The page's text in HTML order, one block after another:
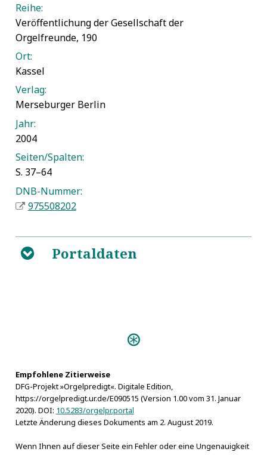
Reihe:
Veröffentlichung der Gesellschaft der
Orgelfreunde, 190
Ort:
Kassel
Verlag:
Merseburger Berlin
Jahr:
2004
Seiten/Spalten:
S. 37–64
DNB-Nummer:
975508202
B Portaldaten
Empfohlene Zitierweise
DFG-Projekt »Orgelpredigt«. Digitale Edition,
https://orgelpredigt.ur.de/E090515 (Version 1.00 vom 31. Januar
2020). DOI: 10.5283/orgelpr.portal
Letzte Änderung dieses Dokuments am 2. August 2019.
Wenn Ihnen auf dieser Seite ein Fehler oder eine Ungenauigkeit